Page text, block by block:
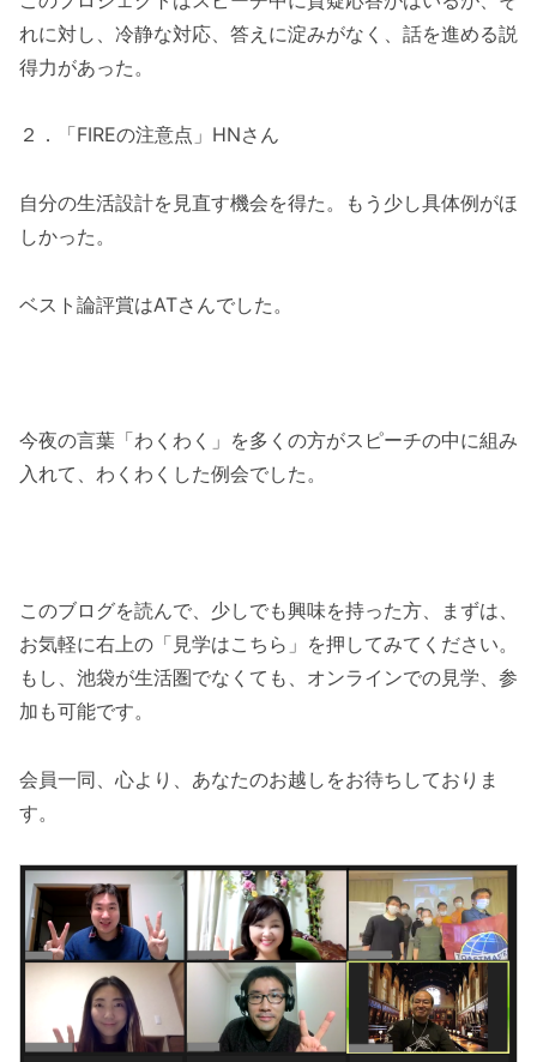
れに対し、冷静な対応、答えに淀みがなく、話を進める説
得力があった。
２．「FIREの注意点」HNさん
自分の生活設計を見直す機会を得た。もう少し具体例がほ
しかった。
ベスト論評賞はATさんでした。
今夜の言葉「わくわく」を多くの方がスピーチの中に組み
入れて、わくわくした例会でした。
このブログを読んで、少しでも興味を持った方、まずは、
お気軽に右上の「見学はこちら」を押してみてください。
もし、池袋が生活圏でなくても、オンラインでの見学、参
加も可能です。
会員一同、心より、あなたのお越しをお待ちしておりま
す。